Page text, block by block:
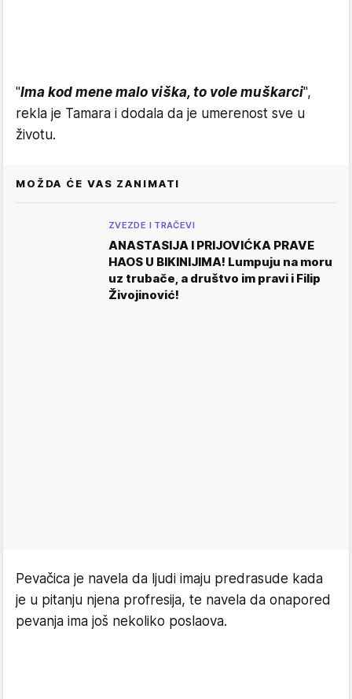
"Ima kod mene malo viška, to vole muškarci",
rekla je Tamara i dodala da je umerenost sve u
životu.
MOŽDA ĆE VAS ZANIMATI
ZVEZDE I TRAČEVI
ANASTASIJA I PRIJOVIĆKA PRAVE
HAOS U BIKINIJIMA! Lumpuju na moru
uz trubače, a društvo im pravi i Filip
Živojinović!
Pevačica je navela da ljudi imaju predrasude kada
je u pitanju njena profresija, te navela da onapored
pevanja ima još nekoliko poslaova.